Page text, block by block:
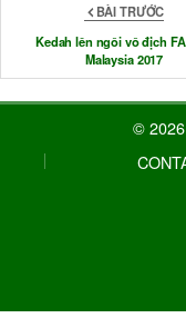
BÀI TRƯỚC
Kedah lên ngôi vô địch
Malaysia 2017
©